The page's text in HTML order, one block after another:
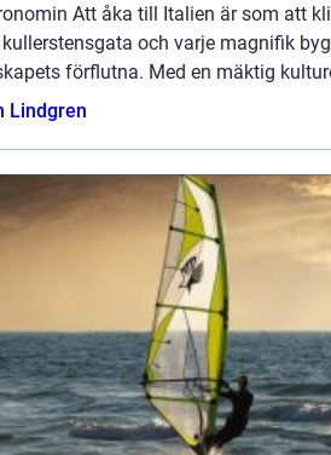
Att åka till Italien är som att
och varje magnifik
förflutna. Med en mäktig
Lindgren